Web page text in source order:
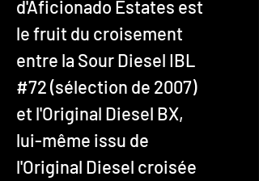
d'Aficionado Estates est
le fruit du croisement
entre la Sour Diesel IBL
#72 (sélection de 2007)
et l'Original Diesel BX,
lui-même issu de
l'Original Diesel croisée